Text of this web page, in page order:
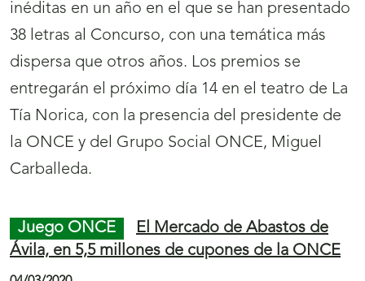
inéditas en un año en el que se han presentado
38 letras al Concurso, con una temática más
dispersa que otros años. Los premios se
entregarán el próximo día 14 en el teatro de La
Tía Norica, con la presencia del presidente de
la ONCE y del Grupo Social ONCE, Miguel
Carballeda.
Juego ONCE
El Mercado de Abastos de
Ávila, en 5,5 millones de cupones de la ONCE